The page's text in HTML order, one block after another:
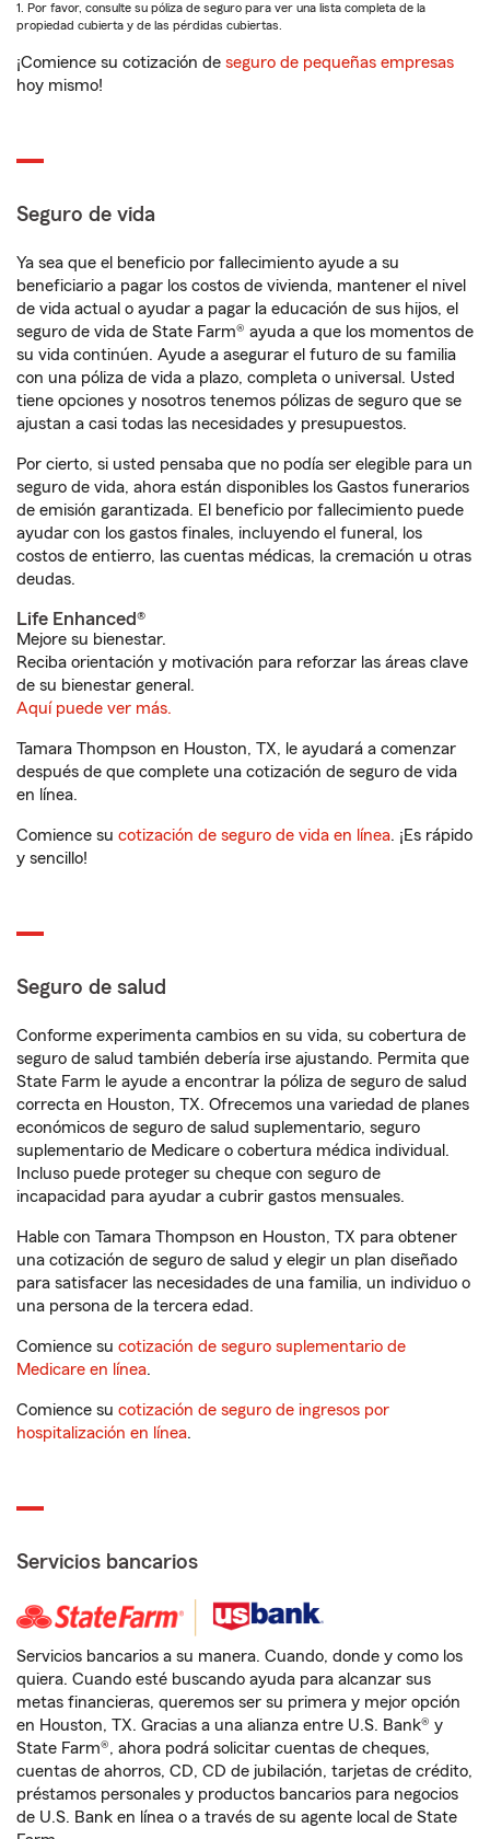
1. Por favor, consulte su póliza de seguro para ver una lista completa de la
propiedad cubierta y de las pérdidas cubiertas.
¡Comience su cotización de seguro de pequeñas empresas
hoy mismo!
Seguro de vida
Ya sea que el beneficio por fallecimiento ayude a su
beneficiario a pagar los costos de vivienda, mantener el nivel
de vida actual o ayudar a pagar la educación de sus hijos, el
seguro de vida de State Farm® ayuda a que los momentos de
su vida continúen. Ayude a asegurar el futuro de su familia
con una póliza de vida a plazo, completa o universal. Usted
tiene opciones y nosotros tenemos pólizas de seguro que se
ajustan a casi todas las necesidades y presupuestos.
Por cierto, si usted pensaba que no podía ser elegible para un
seguro de vida, ahora están disponibles los Gastos funerarios
de emisión garantizada. El beneficio por fallecimiento puede
ayudar con los gastos finales, incluyendo el funeral, los
costos de entierro, las cuentas médicas, la cremación u otras
deudas.
Life Enhanced®
Mejore su bienestar.
Reciba orientación y motivación para reforzar las áreas clave
de su bienestar general.
Aquí puede ver más.
Tamara Thompson en Houston, TX, le ayudará a comenzar
después de que complete una cotización de seguro de vida
en línea.
Comience su cotización de seguro de vida en línea. ¡Es rápido
y sencillo!
Seguro de salud
Conforme experimenta cambios en su vida, su cobertura de
seguro de salud también debería irse ajustando. Permita que
State Farm le ayude a encontrar la póliza de seguro de salud
correcta en Houston, TX. Ofrecemos una variedad de planes
económicos de seguro de salud suplementario, seguro
suplementario de Medicare o cobertura médica individual.
Incluso puede proteger su cheque con seguro de
incapacidad para ayudar a cubrir gastos mensuales.
Hable con Tamara Thompson en Houston, TX para obtener
una cotización de seguro de salud y elegir un plan diseñado
para satisfacer las necesidades de una familia, un individuo o
una persona de la tercera edad.
Comience su cotización de seguro suplementario de
Medicare en línea.
Comience su cotización de seguro de ingresos por
hospitalización en línea.
Servicios bancarios
Servicios bancarios a su manera. Cuando, donde y como los
quiera. Cuando esté buscando ayuda para alcanzar sus
metas financieras, queremos ser su primera y mejor opción
en Houston, TX. Gracias a una alianza entre U.S. Bank® y
State Farm®, ahora podrá solicitar cuentas de cheques,
cuentas de ahorros, CD, CD de jubilación, tarjetas de crédito,
préstamos personales y productos bancarios para negocios
de U.S. Bank en línea o a través de su agente local de State